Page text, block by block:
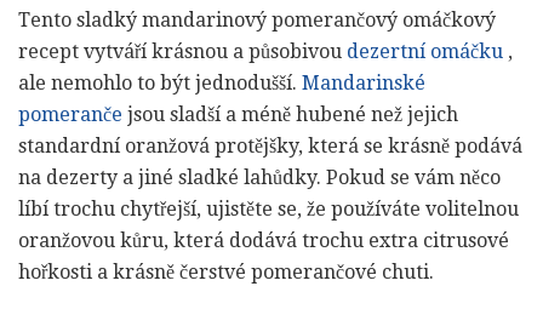
Tento sladký mandarinový pomerančový omáčkový
recept vytváří krásnou a působivou dezertní omáčku ,
ale nemohlo to být jednodušší. Mandarinské
pomeranče jsou sladší a méně hubené než jejich
standardní oranžová protějšky, která se krásně podává
na dezerty a jiné sladké lahůdky. Pokud se vám něco
líbí trochu chytřejší, ujistěte se, že používáte volitelnou
oranžovou kůru, která dodává trochu extra citrusové
hořkosti a krásně čerstvé pomerančové chuti.